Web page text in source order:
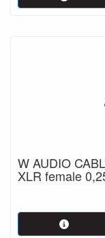
W AUDIO
XLR female